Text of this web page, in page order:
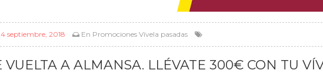
4 septiembre, 2018 En Promociones Vívela pasadas
VUELTA A ALMANSA. LLÉVATE 300€ CON TU